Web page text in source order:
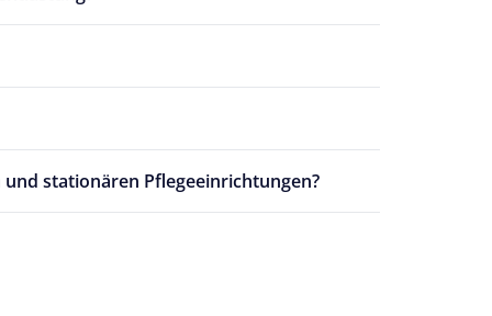
stationären Pflegeeinrichtungen?